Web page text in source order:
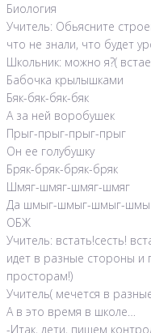
Биология
Учитель: Обьясните
что не знали, что будет
Школьник: можно я?(
Бабочка крылышками
Бяк-бяк-бяк-бяк
А за ней воробушек
Прыг-прыг-прыг-прыг
Он ее голубушку
Бряк-бряк-бряк-бряк
Шмяг-шмяг-шмяг-шмяг
Да шмыг-шмыг-шмыг-
ОБЖ
Учитель: встать!сесть!
идет в разные стороны и
просторам!)
Учитель( мечется в
А в это время в школе…
-Итак, дети, пишем